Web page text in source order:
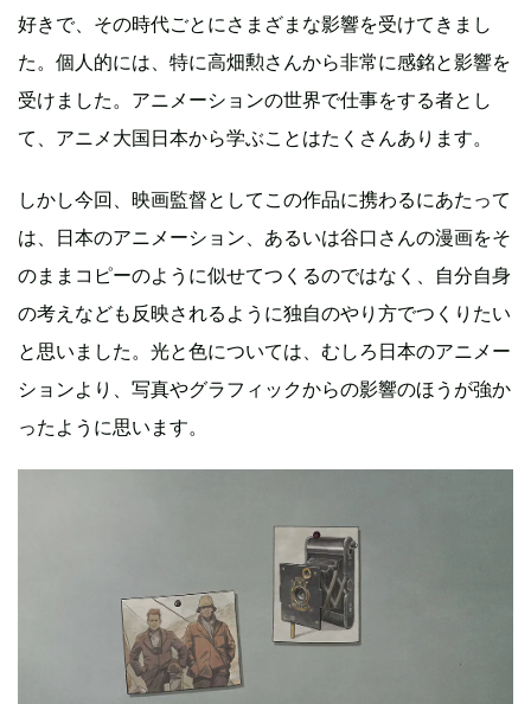
好きで、その時代ごとにさまざまな影響を受けてきまし
た。個人的には、特に高畑勲さんから非常に感銘と影響を
受けました。アニメーションの世界で仕事をする者とし
て、アニメ大国日本から学ぶことはたくさんあります。
しかし今回、映画監督としてこの作品に携わるにあたって
は、日本のアニメーション、あるいは谷口さんの漫画をそ
のままコピーのように似せてつくるのではなく、自分自身
の考えなども反映されるように独自のやり方でつくりたい
と思いました。光と色については、むしろ日本のアニメー
ションより、写真やグラフィックからの影響のほうが強か
ったように思います。